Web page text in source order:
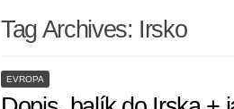
Tag Archives: Irsko
EVROPA